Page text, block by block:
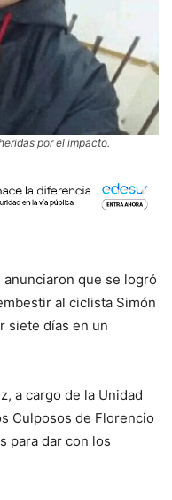
por el impacto.
que se logró
al ciclista Simón
siete días en un
a cargo de la Unidad
Culposos de Florencio
para dar con los